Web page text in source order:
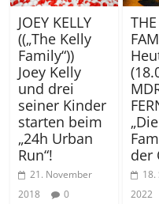
JOEY KELLY
((„The Kelly
Family“))
Joey Kelly
und drei
seiner Kinder
starten beim
„24h Urban
Run“!
21. November
2018
0
der
18.
2022